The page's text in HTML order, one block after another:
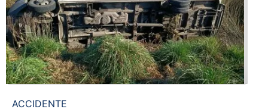
ACCIDENTE